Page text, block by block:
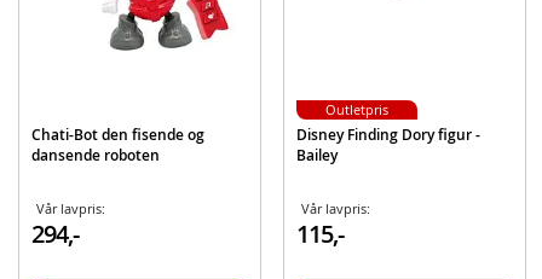
Chati-Bot den fisende og
dansende roboten
Vår lavpris:
294,-
Disney Finding Dory figur -
Bailey
Vår lavpris:
115,-
Outletpris